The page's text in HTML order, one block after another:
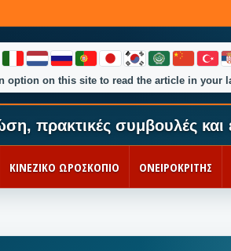
option on this site to read the article in your
πρακτικές συμβουλές και
ΚΙΝΕΖΙΚΟ ΩΡΟΣΚΟΠΙΟ ΟΝΕΙΡΟΚΡΙΤΗΣ